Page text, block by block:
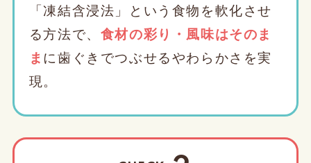
「凍結含浸法」という食物を軟化させ
る方法で、 食材の彩り・風味はそのま
ま に歯ぐきでつぶせるやわらかさを実
現。